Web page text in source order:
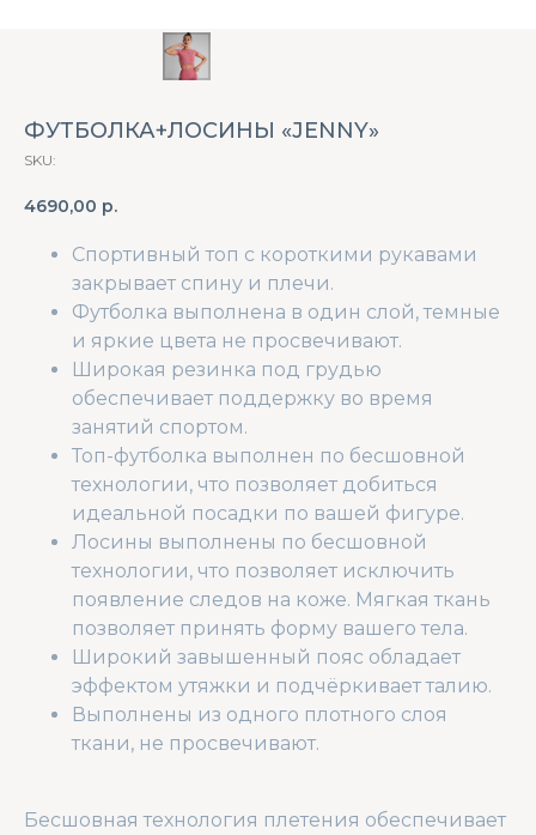
ФУТБОЛКА+ЛОСИНЫ «JENNY»
SKU:
4690,00 р.
Спортивный топ с короткими рукавами
закрывает спину и плечи.
Футболка выполнена в один слой, темные
и яркие цвета не просвечивают.
Широкая резинка под грудью
обеспечивает поддержку во время
занятий спортом.
Топ-футболка выполнен по бесшовной
технологии, что позволяет добиться
идеальной посадки по вашей фигуре.
Лосины выполнены по бесшовной
технологии, что позволяет исключить
появление следов на коже. Мягкая ткань
позволяет принять форму вашего тела.
Широкий завышенный пояс обладает
эффектом утяжки и подчёркивает талию.
Выполнены из одного плотного слоя
ткани, не просвечивают.
Бесшовная технология плетения обеспечивает